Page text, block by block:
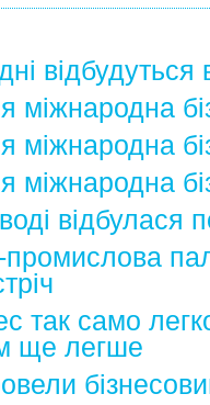
відбудуться
міжнародна
міжнародна
міжнародна
відбулася
промислова
так само
ще легше